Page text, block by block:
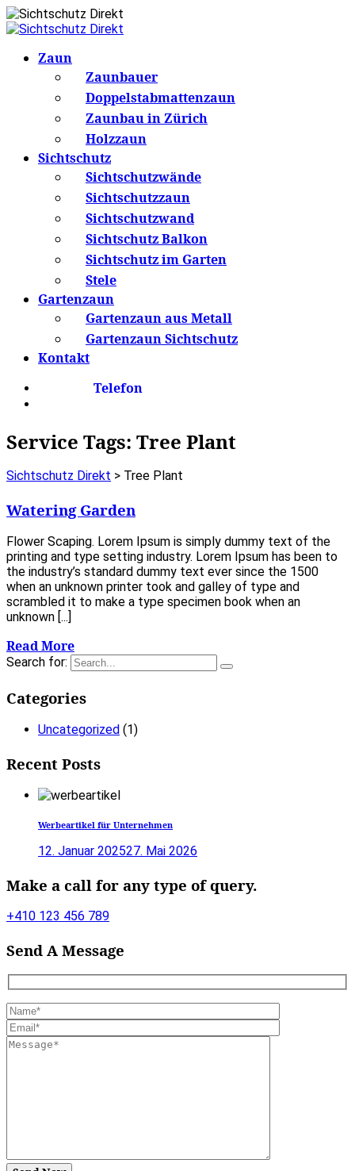
Zaun
Zaunbauer
Doppelstabmattenzaun
Zaunbau in Zürich
Holzzaun
Sichtschutz
Sichtschutzwände
Sichtschutzzaun
Sichtschutzwand
Sichtschutz Balkon
Sichtschutz im Garten
Stele
Gartenzaun
Gartenzaun aus Metall
Gartenzaun Sichtschutz
Kontakt
Telefon
Service Tags: Tree Plant
Sichtschutz Direkt > Tree Plant
Watering Garden
Flower Scaping. Lorem Ipsum is simply dummy text of the
printing and type setting industry. Lorem Ipsum has been to
the industry’s standard dummy text ever since the 1500
when an unknown printer took and galley of type and
scrambled it to make a type specimen book when an
unknown [...]
Read More
Search for:
Categories
Uncategorized (1)
Recent Posts
Werbeartikel für Unternehmen
12. Januar 202527. Mai 2026
Make a call for any type of query.
+410 123 456 789
Send A Message